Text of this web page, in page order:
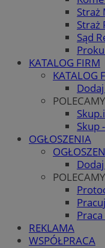
Straż
Straż
Sąd
KATALOG FIRM
KATALOG
POLECAMY
Skup
OGŁOSZENIA
POLECAMY
REKLAMA
WSPÓŁPRACA